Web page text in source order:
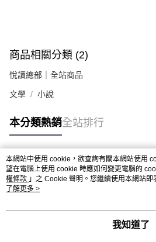
商品相關分類 (2)
悅讀總部｜全站商品
文學 小說
本分類熱銷全站排行
熱門標籤
本網站中使用 cookie，欲查詢有關本網站使用
望在電腦上使用 cookie 時應如何變更電腦的
權條款 」之 Cookie 聲明。您繼續使用本網站
用條款之 Cookie 聲明使用 cookie。
了解更多 >
我知道了